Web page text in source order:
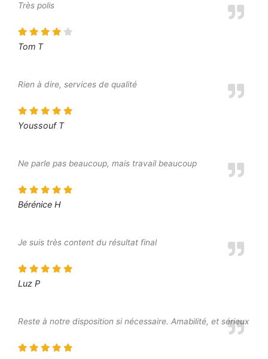
Très polis
Tom T
Rien à dire, services de qualité
Youssouf T
Ne parle pas beaucoup, mais travail beaucoup
Bérénice H
Je suis très content du résultat final
Luz P
Reste à notre disposition si nécessaire. Amabilité, et sérieux